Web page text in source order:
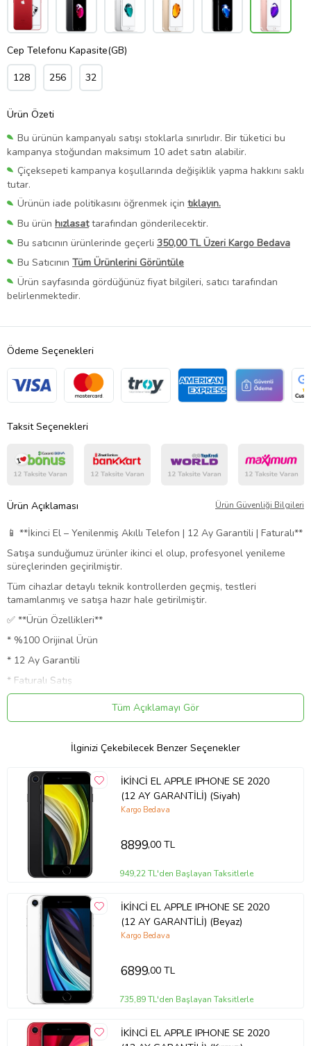
Cep Telefonu Kapasite(GB)
128 256 32
Ürün Özeti
Bu ürünün kampanyalı satışı stoklarla sınırlıdır. Bir tüketici bu
kampanya stoğundan maksimum 10 adet satın alabilir.
Çiçeksepeti kampanya koşullarında değişiklik yapma hakkını saklı
tutar.
Ürünün iade politikasını öğrenmek için tıklayın.
Bu ürün hızlasattarafından gönderilecektir.
Bu satıcının ürünlerinde geçerli 350,00 TL Üzeri Kargo Bedava
Bu Satıcının Tüm Ürünlerini Görüntüle
Ürün sayfasında gördüğünüz fiyat bilgileri, satıcı tarafından
belirlenmektedir.
Ödeme Seçenekleri
Taksit Seçenekleri
Ürün Açıklaması Ürün Güvenliği Bilgileri
📱 **İkinci El – Yenilenmiş Akıllı Telefon | 12 Ay Garantili | Faturalı**
Satışa sunduğumuz ürünler ikinci el olup, profesyonel yenileme
süreçlerinden geçirilmiştir.
Tüm cihazlar detaylı teknik kontrollerden geçmiş, testleri
tamamlanmış ve satışa hazır hale getirilmiştir.
✅ **Ürün Özellikleri**
* %100 Orijinal Ürün
* 12 Ay Garantili
* Faturalı Satış
* Tüm fonksiyonları eksiksiz çalışır
* Kozmetik durumu temiz / çok iyi seviyededir
* IMEI kaydı yapılmış, yasal ürün
🛠️ **Yenileme & Kontrol Süreci**
* Cihazlar uzman teknik ekip tarafından kontrol edilir
* Gerekli görülen parçalarda onarım veya parça değişimi yapılır
* Yazılımsal ve donanımsal testlerden geçirilir
* Temizlik ve paketleme sonrası satışa sunulur
* Batarya performansı test edilmiştir
* Sağlık durumu kullanım için uygundur
* Gereken durumlarda batarya yenilenmiştir
📦 **Kutu & İçerik**
* (Orijinal kutu bulunmayabilir)
Tüm Açıklamayı Gör
İlginizi Çekebilecek Benzer Seçenekler
İKİNCİ EL APPLE IPHONE SE 2020
(12 AY GARANTİLİ) (Siyah)
Kargo Bedava
8899,00 TL
949,22 TL'den Başlayan Taksitlerle
İKİNCİ EL APPLE IPHONE SE 2020
(12 AY GARANTİLİ) (Beyaz)
Kargo Bedava
6899,00 TL
735,89 TL'den Başlayan Taksitlerle
İKİNCİ EL APPLE IPHONE SE 2020